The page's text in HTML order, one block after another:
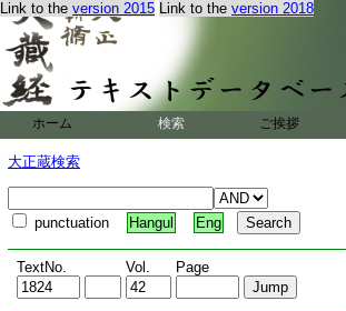
Link to the version 2015 Link to the version 2018
ホーム 検索 ご挨拶
大正蔵検索
punctuation Hangul Eng
TextNo. Vol. Page